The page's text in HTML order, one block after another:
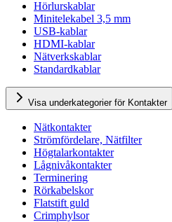
Hörlurskablar
Minitelekabel 3,5 mm
USB-kablar
HDMI-kablar
Nätverkskablar
Standardkablar
Visa underkategorier för Kontakter
Nätkontakter
Strömfördelare, Nätfilter
Högtalarkontakter
Lågnivåkontakter
Terminering
Rörkabelskor
Flatstift guld
Crimphylsor